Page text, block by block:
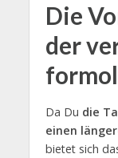
Die
der
Da Du die
einen
bietet sich